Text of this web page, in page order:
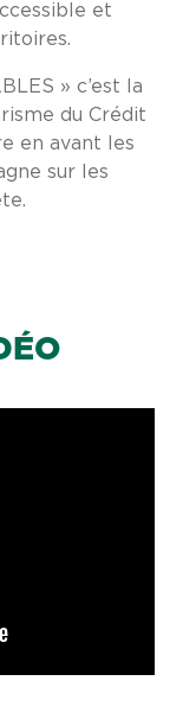
et
» c’est la
du Crédit
en avant les
sur les